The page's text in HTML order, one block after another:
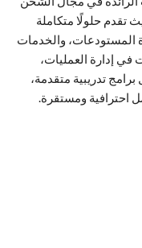
تقدم حلولًا متكاملة
المستودعات، والخدمات
في إدارة العمليات،
تدريبية متقدمة،
احترافية ومستقرة.